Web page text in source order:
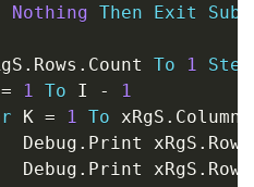
Nothing Then Exit
Sub
. Rows . Count To 1
Step
= 1 To I -
1
K = 1 To xRgS . Columns
Debug
. Print xRgS . Rows
Debug
. Print xRgS . Rows